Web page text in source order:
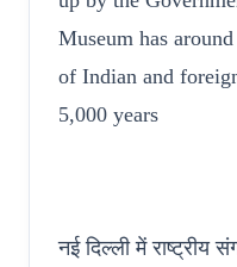
Museum has
of Indian and
5,000 years
नई दिल्ली में राष्ट्रीय